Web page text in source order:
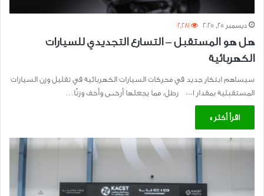
ديسمبر 25, 2025 2٬281
هل هو المستقبل – التسارع التجديدي للسيارات
الكهربائية
سيساهم ابتكار جديد في محركات السيارات الكهربائية في تقليل وزن السيارات
المستقبلية بمقدار 0001 رطل، مما يجعلها أرخص وأخف وزنًا…
اقرأ أكثر »